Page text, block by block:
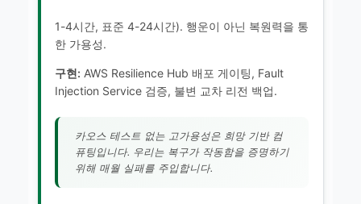
1-4시간, 표준 4-24시간). 행운이 아닌 복원력을 통
한 가용성.
구현: AWS Resilience Hub 배포 게이팅, Fault
Injection Service 검증, 불변 교차 리전 백업.
카오스 테스트 없는 고가용성은 희망 기반 컴
퓨팅입니다. 우리는 복구가 작동함을 증명하기
위해 매월 실패를 주입합니다.